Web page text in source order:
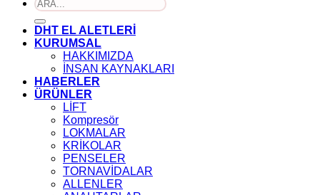
DHT EL ALETLERİ
KURUMSAL
HAKKIMIZDA
İNSAN KAYNAKLARI
HABERLER
ÜRÜNLER
LİFT
Kompresör
LOKMALAR
KRİKOLAR
PENSELER
TORNAVİDALAR
ALLENLER